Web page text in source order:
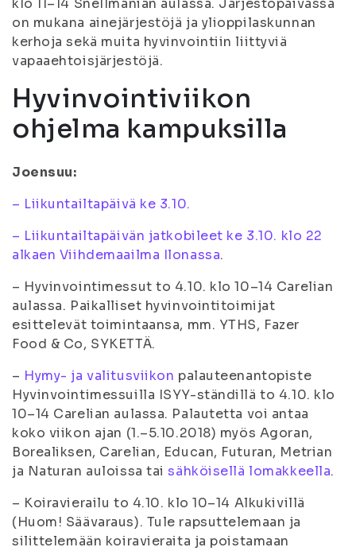
klo 11–14 Snellmanian aulassa. Järjestöpäivässä
on mukana ainejärjestöjä ja ylioppilaskunnan
kerhoja sekä muita hyvinvointiin liittyviä
vapaaehtoisjärjestöjä.
Hyvinvointiviikon
ohjelma kampuksilla
Joensuu:
– Liikuntailtapäivä ke 3.10.
– Liikuntailtapäivän jatkobileet ke 3.10. klo 22
alkaen Viihdemaailma Ilonassa.
– Hyvinvointimessut to 4.10. klo 10–14 Carelian
aulassa. Paikalliset hyvinvointitoimijat
esittelevät toimintaansa, mm. YTHS, Fazer
Food & Co, SYKETTÄ.
– Hymy- ja valitusviikon palauteenantopiste
Hyvinvointimessuilla ISYY-ständillä to 4.10. klo
10–14 Carelian aulassa. Palautetta voi antaa
koko viikon ajan (1.–5.10.2018) myös Agoran,
Borealiksen, Carelian, Educan, Futuran, Metrian
ja Naturan auloissa taisähköisellä lomakkeella.
– Koiravierailu to 4.10. klo 10–14 Alkukivillä
(Huom! Säävaraus). Tule rapsuttelemaan ja
silittelemään koiravieraita ja poistamaan